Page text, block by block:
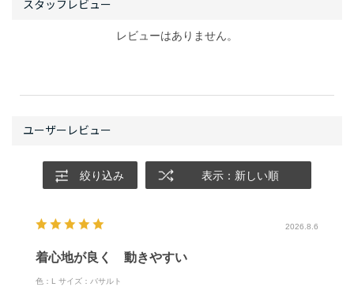
絞り込み 表示：新しい順
2026.8.6
着心地が良く 動きやすい
色：L サイズ：バサルト
レビューはありません。